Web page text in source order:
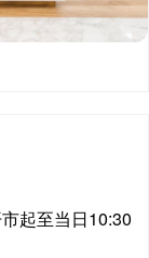
起至当日10:30